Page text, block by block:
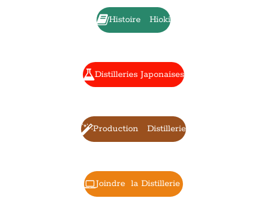
Histoire Hioki
Distilleries Japonaises
Production Distillerie
Joindre la Distillerie